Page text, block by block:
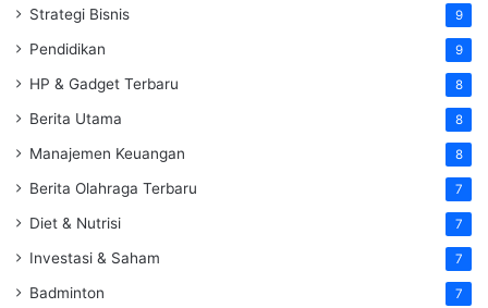
Strategi Bisnis 9
Pendidikan 9
HP & Gadget Terbaru 8
Berita Utama 8
Manajemen Keuangan 8
Berita Olahraga Terbaru 7
Diet & Nutrisi 7
Investasi & Saham 7
Badminton 7